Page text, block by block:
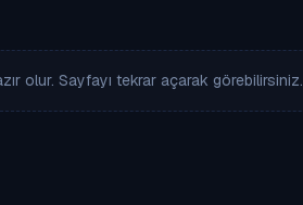
olur. Sayfayı tekrar açarak görebilirsiniz.